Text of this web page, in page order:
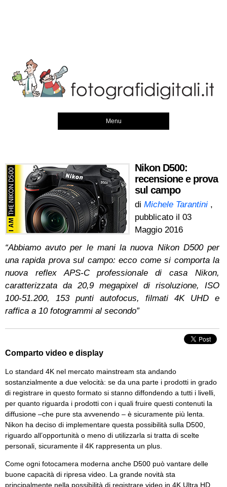
Menu
Nikon D500:
recensione e prova
sul campo
di Michele Tarantini ,
pubblicato il 03
Maggio 2016
“Abbiamo avuto per le mani la nuova Nikon D500 per
una rapida prova sul campo: ecco come si comporta la
nuova reflex APS-C professionale di casa Nikon,
caratterizzata da 20,9 megapixel di risoluzione, ISO
100-51.200, 153 punti autofocus, filmati 4K UHD e
raffica a 10 fotogrammi al secondo”
Comparto video e display
Lo standard 4K nel mercato mainstream sta andando
sostanzialmente a due velocità: se da una parte i prodotti in grado
di registrare in questo formato si stanno diffondendo a tutti i livelli,
per quanto riguarda i prodotti con i quali fruire questi contenuti la
diffusione –che pure sta avvenendo – è sicuramente più lenta.
Nikon ha deciso di implementare questa possibilità sulla D500,
riguardo all’opportunità o meno di utilizzarla si tratta di scelte
personali, sicuramente il 4K rappresenta un plus.
Come ogni fotocamera moderna anche D500 può vantare delle
buone capacità di ripresa video. La grande novità sta
principalmente nella possibilità di registrare video in 4K Ultra HD